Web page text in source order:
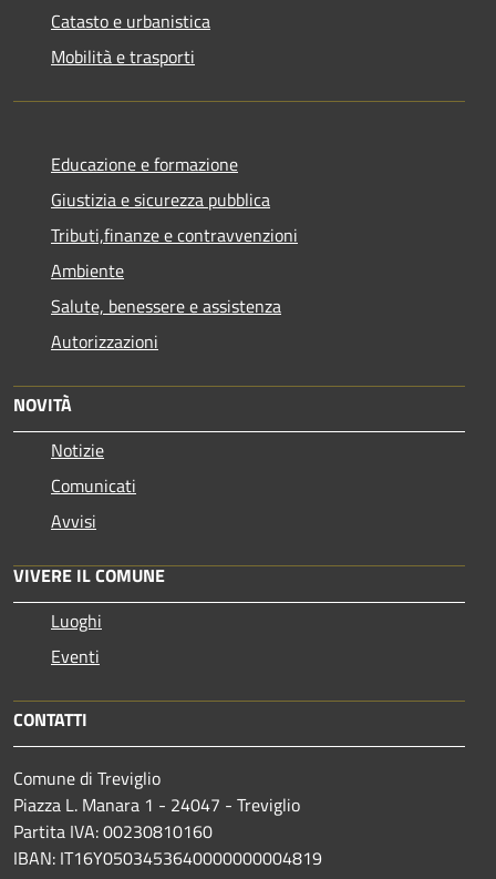
Catasto e urbanistica
Mobilità e trasporti
Educazione e formazione
Giustizia e sicurezza pubblica
Tributi,finanze e contravvenzioni
Ambiente
Salute, benessere e assistenza
Autorizzazioni
NOVITÀ
Notizie
Comunicati
Avvisi
VIVERE IL COMUNE
Luoghi
Eventi
CONTATTI
Comune di Treviglio
Piazza L. Manara 1 - 24047 - Treviglio
Partita IVA: 00230810160
IBAN: IT16Y0503453640000000004819